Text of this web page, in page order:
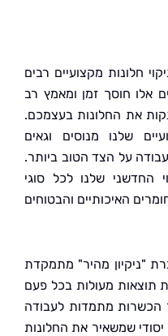
מקצועיים רבים
זמן ומאמץ רב
בעצמכם.
מנוסים וגאים
הטוב ביותר.
שלנו לכל סוגי
והבטוחים
מהיר" מתמקדת
מעולות בכל פעם
מתמדות לעבודה
את החלונות